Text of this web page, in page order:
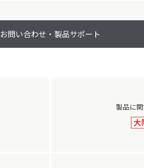
ズ
お問い合わせ・製品サポート
製品に